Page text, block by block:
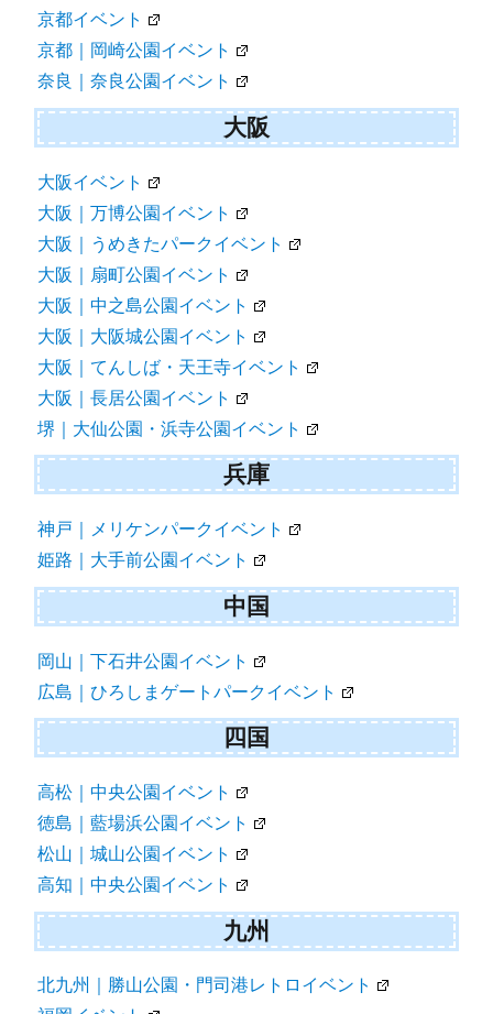
京都イベント
京都｜岡崎公園イベント
奈良｜奈良公園イベント
大阪
大阪イベント
大阪｜万博公園イベント
大阪｜うめきたパークイベント
大阪｜扇町公園イベント
大阪｜中之島公園イベント
大阪｜大阪城公園イベント
大阪｜てんしば・天王寺イベント
大阪｜長居公園イベント
堺｜大仙公園・浜寺公園イベント
兵庫
神戸｜メリケンパークイベント
姫路｜大手前公園イベント
中国
岡山｜下石井公園イベント
広島｜ひろしまゲートパークイベント
四国
高松｜中央公園イベント
徳島｜藍場浜公園イベント
松山｜城山公園イベント
高知｜中央公園イベント
九州
北九州｜勝山公園・門司港レトロイベント